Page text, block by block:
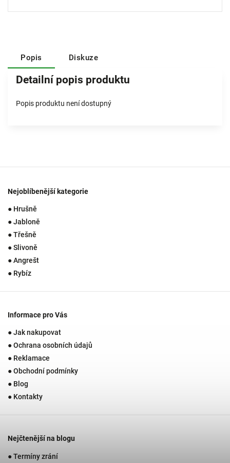
Popis Diskuze
Detailní popis produktu
Popis produktu není dostupný
Nejoblíbenější kategorie
● Hrušně
● Jabloně
● Třešně
● Slivoně
● Angrešt
● Rybíz
Informace pro Vás
● Jak nakupovat
● Ochrana osobních údajů
● Reklamace
● Obchodní podmínky
● Blog
● Kontakty
Nejčtenější na blogu
● Termíny zrání